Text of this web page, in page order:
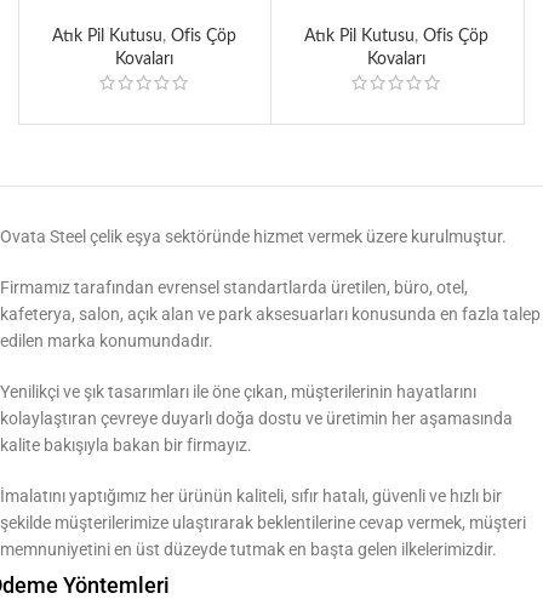
Atık Pil Kutusu,Ofis Çöp
Kovaları
Atık Pil Kutusu,Ofis Çöp
Kovaları
Ovata Steel çelik eşya sektöründe hizmet vermek üzere kurulmuştur.
Firmamız tarafından evrensel standartlarda üretilen, büro, otel,
kafeterya, salon, açık alan ve park aksesuarları konusunda en fazla talep
edilen marka konumundadır.
Yenilikçi ve şık tasarımları ile öne çıkan, müşterilerinin hayatlarını
kolaylaştıran çevreye duyarlı doğa dostu ve üretimin her aşamasında
kalite bakışıyla bakan bir firmayız.
İmalatını yaptığımız her ürünün kaliteli, sıfır hatalı, güvenli ve hızlı bir
şekilde müşterilerimize ulaştırarak beklentilerine cevap vermek, müşteri
memnuniyetini en üst düzeyde tutmak en başta gelen ilkelerimizdir.
Yöntemleri